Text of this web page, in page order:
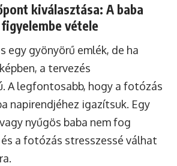
kiválasztása: A baba
vétele
egy gyönyörű emlék, de ha
a tervezés
A legfontosabb, hogy a fotózás
napirendjéhez igazítsuk. Egy
nyűgös baba nem fog
a fotózás stresszessé válhat